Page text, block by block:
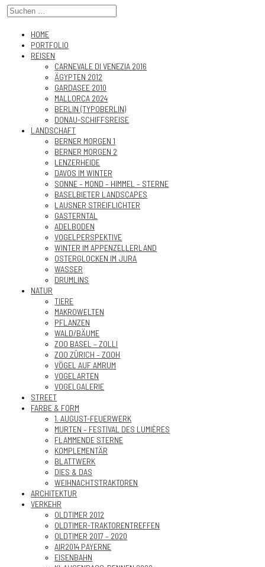
HOME
PORTFOLIO
REISEN
CARNEVALE DI VENEZIA 2016
ÄGYPTEN 2012
GARDASEE 2010
MALLORCA 2024
BERLIN (TYPOBERLIN)
DONAU-SCHIFFSREISE
LANDSCHAFT
BERNER MORGEN 1
BERNER MORGEN 2
LENZERHEIDE
DAVOS IM WINTER
SONNE – MOND – HIMMEL – STERNE
BASELBIETER LANDSCAPES
LAUSNER STREIFLICHTER
GASTERNTAL
ADELBODEN
VOGELPERSPEKTIVE
WINTER IM APPENZELLERLAND
OSTERGLOCKEN IM JURA
WASSER
DRUMLINS
NATUR
TIERE
MAKROWELTEN
PFLANZEN
WALD/BÄUME
ZOO BASEL – ZOLLI
ZOO ZÜRICH – ZOOH
VÖGEL AUF AMRUM
VOGELARTEN
VOGELGALERIE
STREET
FARBE & FORM
1. AUGUST-FEUERWERK
MURTEN – FESTIVAL DES LUMIÈRES
FLAMMENDE STERNE
KOMPLEMENTÄR
BLATTWERK
DIES & DAS
WEIHNACHTSTRAKTOREN
ARCHITEKTUR
VERKEHR
OLDTIMER 2012
OLDTIMER-TRAKTORENTREFFEN
OLDTIMER 2017 – 2020
AIR2014 PAYERNE
EISENBAHN